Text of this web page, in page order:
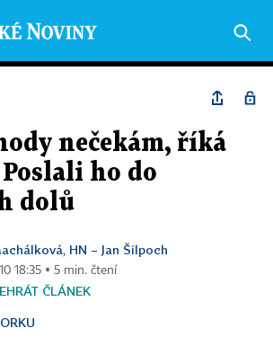
nečekám, říká
Poslali ho do
dolů
, HN – Jan Šilpoch
18:35 ▪ 5 min. čtení
ČLÁNEK